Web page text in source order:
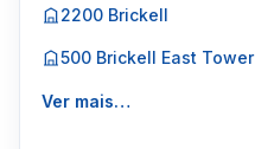
2200 Brickell
500 Brickell East Tower
Ver mais…